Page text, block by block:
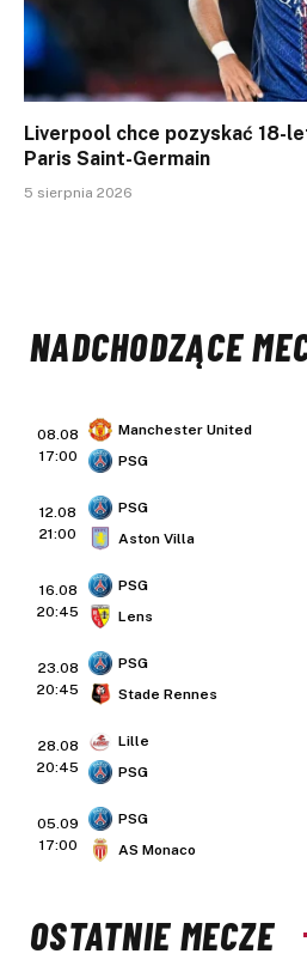
Liverpool chce pozyskać 18-
Paris Saint-Germain
5 sierpnia 2026
NADCHODZĄCE
08.08
17:00
Manchester United
PSG
12.08
21:00
PSG
Aston Villa
16.08
20:45
PSG
Lens
23.08
20:45
PSG
Stade Rennes
28.08
20:45
Lille
PSG
05.09
17:00
PSG
AS Monaco
OSTATNIE MECZE